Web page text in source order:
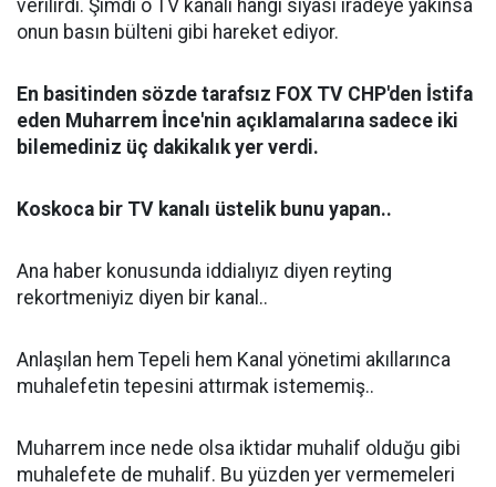
verilirdi. Şimdi o TV kanalı hangi siyasi iradeye yakınsa
onun basın bülteni gibi hareket ediyor.
En basitinden sözde tarafsız FOX TV CHP'den İstifa
eden Muharrem İnce'nin açıklamalarına sadece iki
bilemediniz üç dakikalık yer verdi.
Koskoca bir TV kanalı üstelik bunu yapan..
Ana haber konusunda iddialıyız diyen reyting
rekortmeniyiz diyen bir kanal..
Anlaşılan hem Tepeli hem Kanal yönetimi akıllarınca
muhalefetin tepesini attırmak istememiş..
Muharrem ince nede olsa iktidar muhalif olduğu gibi
muhalefete de muhalif. Bu yüzden yer vermemeleri